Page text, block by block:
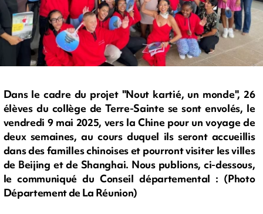
Dans le cadre du projet "Nout kartié, un monde", 26
élèves du collège de Terre-Sainte se sont envolés, le
vendredi 9 mai 2025, vers la Chine pour un voyage de
deux semaines, au cours duquel ils seront accueillis
dans des familles chinoises et pourront visiter les villes
de Beijing et de Shanghai. Nous publions, ci-dessous,
le communiqué du Conseil départemental : (Photo
Département de La Réunion)